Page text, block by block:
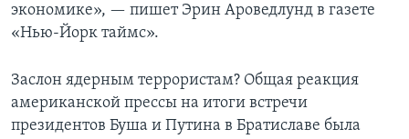
экономике», — пишет Эрин Ароведлунд в газете
«Нью-Йорк таймс».
Заслон ядерным террористам? Общая реакция
американской прессы на итоги встречи
президентов Буша и Путина в Братиславе была